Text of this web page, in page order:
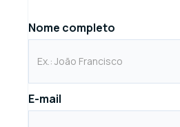
Nome completo
E-mail